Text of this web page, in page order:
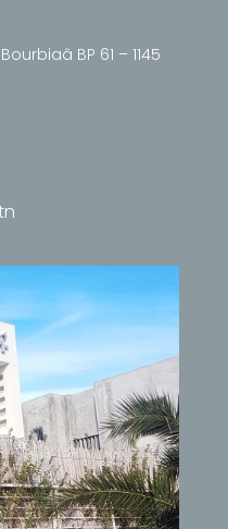
BP 61 – 1145